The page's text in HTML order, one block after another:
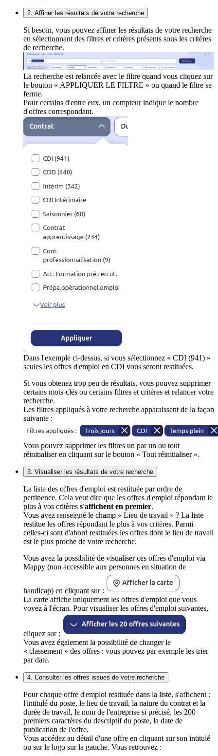
2. Affiner les résultats de votre recherche
Si besoin, vous pouvez affiner les résultats de votre recherche
en sélectionnant des filtres et critères présents sous les critères
de recherche.
La recherche est relancée avec le filtre quand vous cliquez sur
le bouton « APPLIQUER LE FILTRE » ou quand le filtre se
ferme.
Pour certains d'entre eux, un compteur indique le nombre
d'offres correspondant.
Dans l'exemple ci-dessus, si vous sélectionnez « CDI (941) »
seules les offres d'emploi en CDI vous seront restituées.
Si vous obtenez trop peu de résultats, vous pouvez supprimer
certains mots-clés ou certains filtres et critères et relancer votre
recherche.
Les filtres appliqués à votre recherche apparaissent de la façon
suivante :
Vous pouvez supprimer les filtres un par un ou tout
réinitialiser en cliquant sur le bouton « Tout réinitialiser ».
3. Visualiser les résultats de votre recherche
La liste des offres d'emploi est restituée par ordre de
pertinence. Cela veut dire que les offres d'emploi répondant le
plus à vos critères s'affichent en premier.
Vous avez renseigné le champ « Lieu de travail » ? La liste
restitue les offres répondant le plus à vos critères. Parmi
celles-ci sont d'abord restituées les offres dont le lieu de travail
est le plus proche de votre recherche.
Vous avez la possibilité de visualiser ces offres d'emploi via
Mappy (non accessible aux personnes en situation de
handicap) en cliquant sur :
.
La carte affiche uniquement les offres d'emploi que vous
voyez à l'écran. Pour visualiser les offres d'emploi suivantes,
cliquez sur :
Vous avez également la possibilité de changer le
« classement » des offres : vous pouvez par exemple les trier
par date.
4. Consulter les offres issues de votre recherche
Pour chaque offre d'emploi restituée dans la liste, s'affichent :
l'intitulé du poste, le lieu de travail, la nature du contrat et la
durée de travail, le nom de l'entreprise si précisé, les 200
premiers caractères du descriptif du poste, la date de
publication de l'offre.
Vous accédez au détail d'une offre en cliquant sur son intitulé
ou sur le logo sur la gauche. Vous retrouvez :